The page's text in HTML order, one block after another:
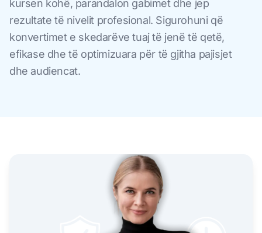
kursen kohë, parandalon gabimet dhe jep
rezultate të nivelit profesional. Sigurohuni që
konvertimet e skedarëve tuaj të jenë të qetë,
efikase dhe të optimizuara për të gjitha pajisjet
dhe audiencat.